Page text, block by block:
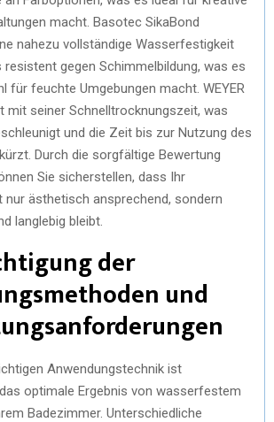
macht. Basotec SikaBond
nahezu vollständige Wasserfestigkeit
gegen Schimmelbildung, was es
für feuchte Umgebungen macht. WEYER
mit seiner Schnelltrocknungszeit, was
und die Zeit bis zur Nutzung des
Durch die sorgfältige Bewertung
Sie sicherstellen, dass Ihr
nur ästhetisch ansprechend, sondern
langlebig bleibt.
der
und
Anwendungstechnik ist
optimale Ergebnis von wasserfestem
Badezimmer. Unterschiedliche